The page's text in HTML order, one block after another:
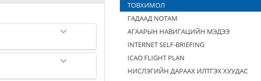
ТОВХИМОЛ
ГАДААД NOTAM
АГААРЫН НАВИГАЦИЙН МЭДЭЭ
INTERNET SELF-BRIEFING
ICAO FLIGHT PLAN
НИСЛЭГИЙН ДАРААХ ИЛТГЭХ ХУУДАС